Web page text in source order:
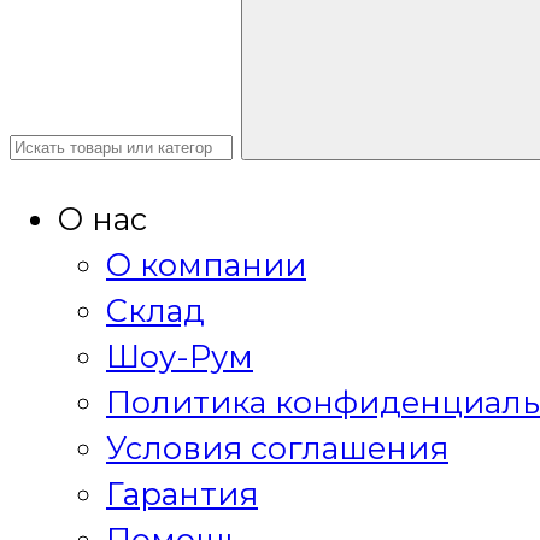
О нас
О компании
Склад
Шоу-Рум
Политика
Условия соглашения
Гарантия